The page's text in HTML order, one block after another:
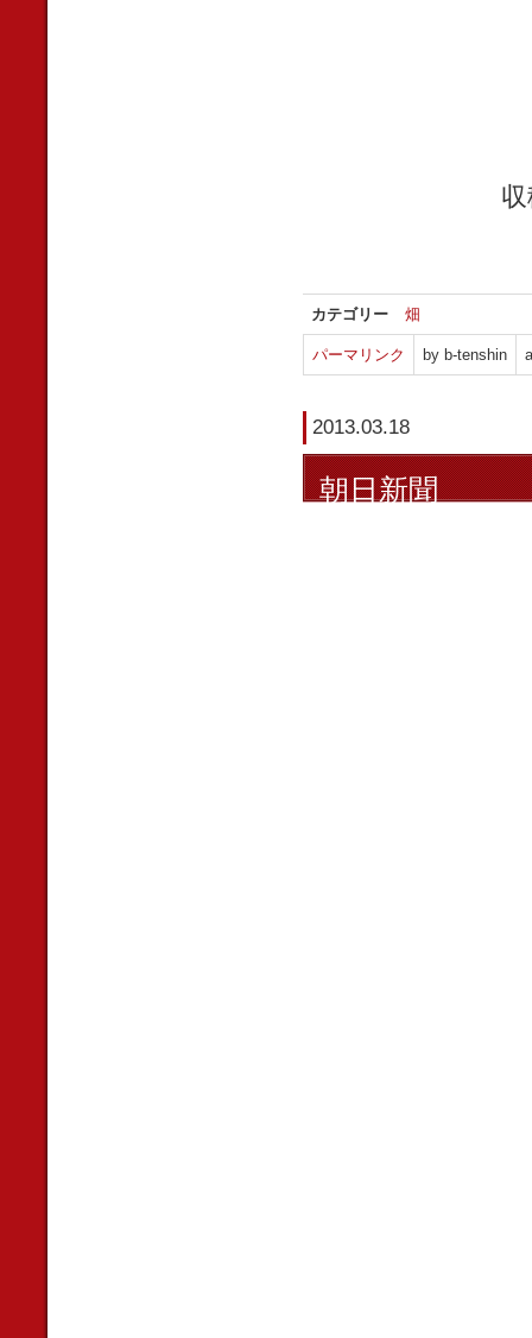
カテゴリー 畑
パーマリンク by b-tenshin
2013.03.18
朝日新聞